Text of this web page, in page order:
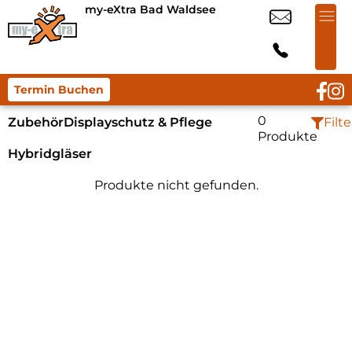
my-eXtra Bad Waldsee
Termin Buchen
ZubehörDisplayschutz & Pflege
Hybridgläser
0
Produkte
Produkte nicht gefunden.